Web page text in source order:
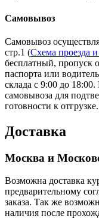
Самовывоз
Самовывоз
стр.1 (Схема проезда
бесплатный, пропуск
паспорта или
склада с 9:00 до
самовывоза для
готовности к отгрузке.
Доставка
Москва и
Возможна доставка
предварительному
заказа. Так же
наличия после